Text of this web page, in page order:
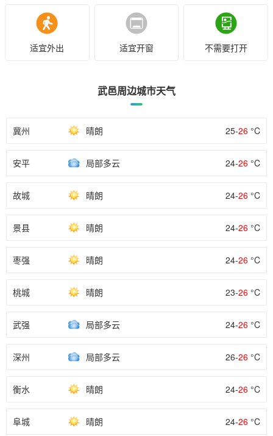
适宜外出 适宜开窗 不需要打开
武邑周边城市天气
冀州 晴朗 25-26 °C
安平 局部多云 24-26 °C
故城 晴朗 24-26 °C
景县 晴朗 24-26 °C
枣强 晴朗 24-26 °C
桃城 晴朗 23-26 °C
武强 局部多云 24-26 °C
深州 局部多云 26-26 °C
衡水 晴朗 24-26 °C
阜城 晴朗 24-26 °C